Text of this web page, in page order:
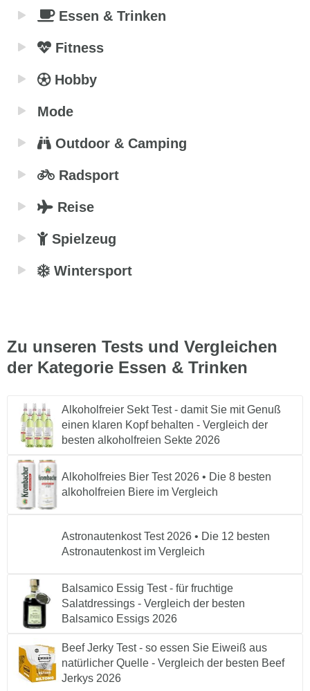
Essen & Trinken
Fitness
Hobby
Mode
Outdoor & Camping
Radsport
Reise
Spielzeug
Wintersport
Zu unseren Tests und Vergleichen
der Kategorie Essen & Trinken
Alkoholfreier Sekt Test - damit Sie mit Genuß
einen klaren Kopf behalten - Vergleich der
besten alkoholfreien Sekte 2026
Alkoholfreies Bier Test 2026 • Die 8 besten
alkoholfreien Biere im Vergleich
Astronautenkost Test 2026 • Die 12 besten
Astronautenkost im Vergleich
Balsamico Essig Test - für fruchtige
Salatdressings - Vergleich der besten
Balsamico Essigs 2026
Beef Jerky Test - so essen Sie Eiweiß aus
natürlicher Quelle - Vergleich der besten Beef
Jerkys 2026